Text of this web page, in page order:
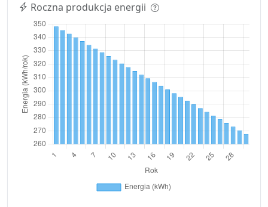
Roczna produkcja energii